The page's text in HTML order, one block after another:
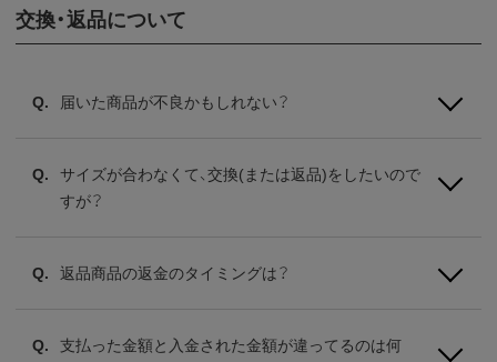
交換・返品について
届いた商品が不良かもしれない？
サイズが合わなくて、交換(または返品)をしたいので
すが？
返品商品の返金のタイミングは？
支払った金額と入金された金額が違ってるのは何